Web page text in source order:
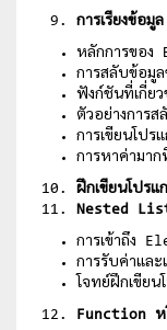
การเรียงข้อ
หลักการขอ
การสลับข้อ
ฟังก์ชันที่เกี่ย
ตัวอย่างการ
การเขียนโปร
การหาค่ามา
ฝึกเขียนโปร
Nested
การเข้าถึง
การรับค่าแล
โจทย์ฝึกเขียน
Function ห